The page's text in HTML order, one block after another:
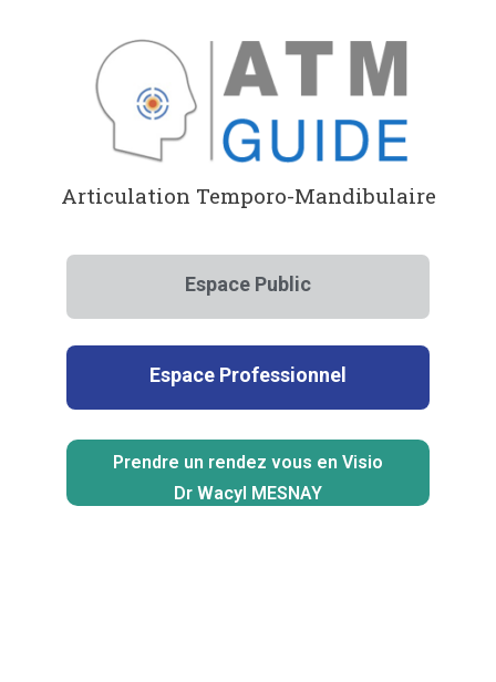
Articulation Temporo-Mandibulaire
Espace Public
Espace Professionnel
Prendre un rendez vous en Visio
Dr Wacyl MESNAY